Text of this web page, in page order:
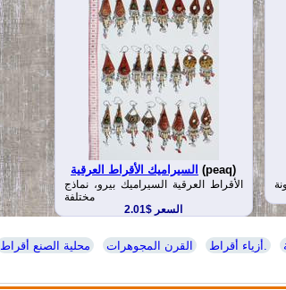
السيراميك الأقراط العرقية (peaq)
الأقراط العرقية السيراميك بيرو، نماذج
مختلفة
السعر $2.01
محلية الصنع أقراط القرن المجوهرات أزياء أقراط.